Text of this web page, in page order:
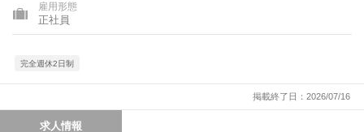
雇用形態
正社員
完全週休2日制
掲載終了日：2026/07/16
求人情報